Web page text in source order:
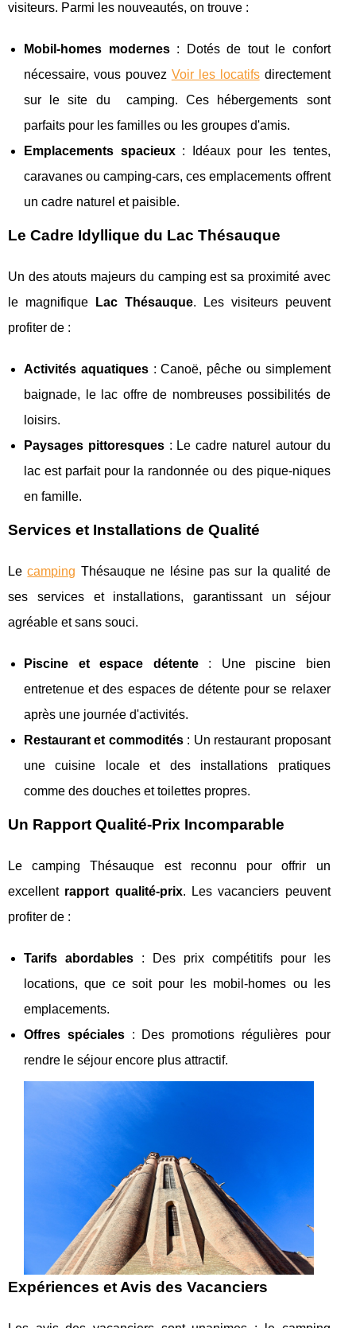
visiteurs. Parmi les nouveautés, on trouve :
Mobil-homes modernes: Dotés de tout le confort
nécessaire, vous pouvez Voir les locatifsdirectement
sur le site du camping. Ces hébergements sont
parfaits pour les familles ou les groupes d'amis.
Emplacements spacieux: Idéaux pour les tentes,
caravanes ou camping-cars, ces emplacements offrent
un cadre naturel et paisible.
Le Cadre Idyllique du Lac Thésauque
Un des atouts majeurs du camping est sa proximité avec
le magnifique
Lac Thésauque. Les visiteurs peuvent
profiter de :
Activités aquatiques: Canoë, pêche ou simplement
baignade, le lac offre de nombreuses possibilités de
loisirs.
Paysages pittoresques: Le cadre naturel autour du
lac est parfait pour la randonnée ou des pique-niques
en famille.
Services et Installations de Qualité
Lecamping Thésauque ne lésine pas sur la qualité de
ses services et installations, garantissant un séjour
agréable et sans souci.
Piscine et espace détente: Une piscine bien
entretenue et des espaces de détente pour se relaxer
après une journée d'activités.
Restaurant et commodités: Un restaurant proposant
une cuisine locale et des installations pratiques
comme des douches et toilettes propres.
Un Rapport Qualité-Prix Incomparable
Le camping Thésauque est reconnu pour offrir un
excellent rapport qualité-prix. Les vacanciers peuvent
profiter de :
Tarifs abordables: Des prix compétitifs pour les
locations, que ce soit pour les mobil-homes ou les
emplacements.
Offres spéciales: Des promotions régulières pour
rendre le séjour encore plus attractif.
Expériences et Avis des Vacanciers